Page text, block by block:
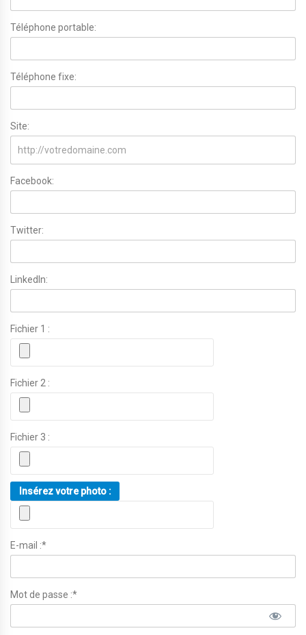
Téléphone portable:
Téléphone fixe:
Site:
Facebook:
Twitter:
LinkedIn:
Fichier 1 :
Fichier 2 :
Fichier 3 :
Insérez votre photo :
E-mail :*
Mot de passe :*